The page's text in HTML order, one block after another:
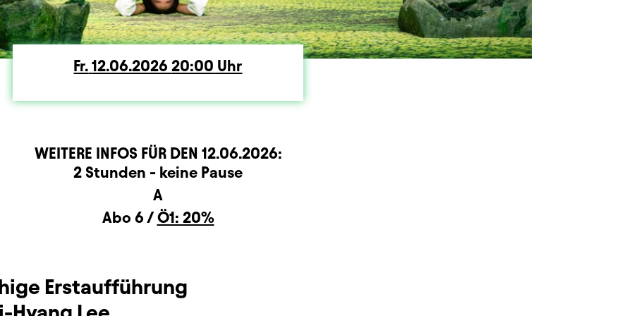
Fr. Freitag
12.06.202620:00 Uhr
WEITERE INFOS FÜR DEN 12.06.2026:
2 Stunden - keine Pause
A
Abo 6 /Ö1: 20%
Erstaufführung